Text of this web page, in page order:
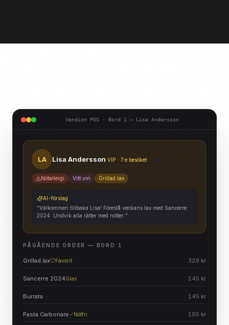
Vendion POS · Bord 1 — Lisa Andersson
LA Lisa Andersson VIP · 7:e besöket
Nötallergi Vitt vin Grillad lax
AI-förslag
"Välkommen tillbaka Lisa! Föreslå veckans lax med Sancerre
2024. Undvik alla rätter med nötter."
PÅGÅENDE ORDER — BORD 1
Grillad lax Favorit 329 kr
Sancerre 2024Glas 145 kr
Burrata 145 kr
Pasta Carbonara Nötfri 195 kr